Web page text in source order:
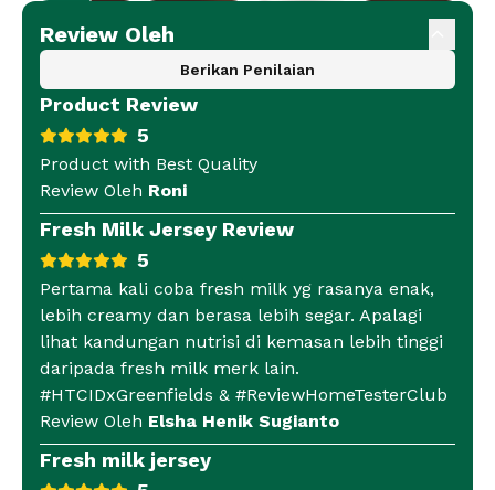
Review Oleh
Berikan Penilaian
Product Review
5
Product with Best Quality
Review Oleh Roni
Fresh Milk Jersey Review
5
Pertama kali coba fresh milk yg rasanya enak,
lebih creamy dan berasa lebih segar. Apalagi
lihat kandungan nutrisi di kemasan lebih tinggi
daripada fresh milk merk lain.
#HTCIDxGreenfields & #ReviewHomeTesterClub
Review Oleh Elsha Henik Sugianto
Fresh milk jersey